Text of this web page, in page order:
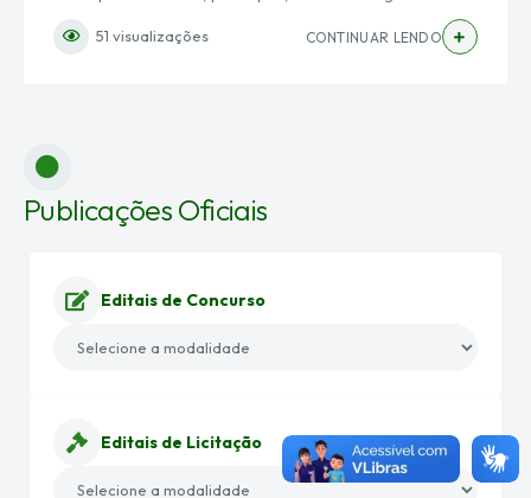
51 visualizações
2026, de uma reunião do Conselho Municipal de Turismo de
Poconé (COMTUR), realizada no auditório da Câmara
CONTINUAR LENDO
Publicações Oficiais
Editais de Concurso
Editais de Licitação